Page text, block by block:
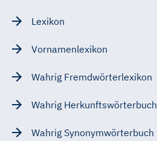
Lexikon
Vornamenlexikon
Wahrig Fremdwörterlexikon
Wahrig Herkunftswörterbuch
Wahrig Synonymwörterbuch